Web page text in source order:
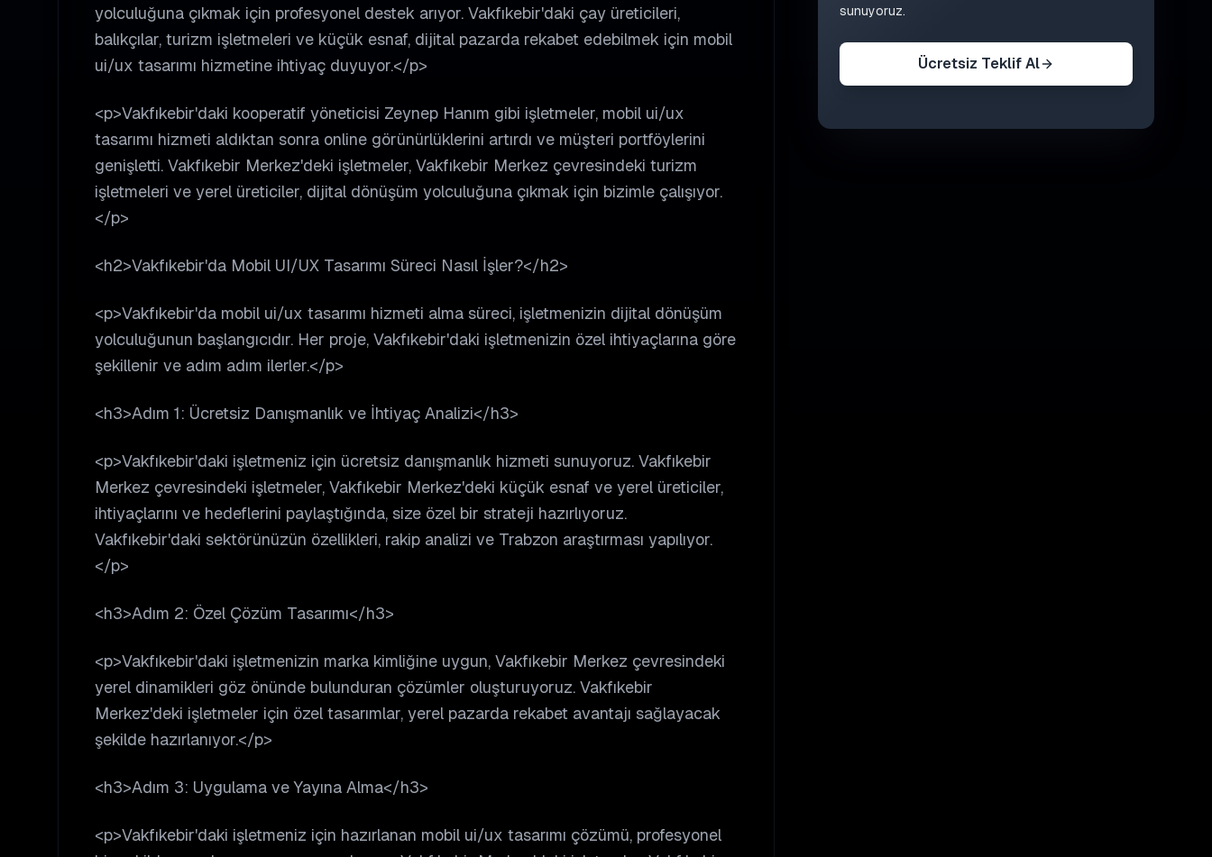
yolculuğuna çıkmak için profesyonel destek arıyor. Vakfıkebir'daki çay üreticileri,
balıkçılar, turizm işletmeleri ve küçük esnaf, dijital pazarda rekabet edebilmek için mobil
ui/ux tasarımı hizmetine ihtiyaç duyuyor.</p>
<p>Vakfıkebir'daki kooperatif yöneticisi Zeynep Hanım gibi işletmeler, mobil ui/ux
tasarımı hizmeti aldıktan sonra online görünürlüklerini artırdı ve müşteri portföylerini
genişletti. Vakfıkebir Merkez'deki işletmeler, Vakfıkebir Merkez çevresindeki turizm
işletmeleri ve yerel üreticiler, dijital dönüşüm yolculuğuna çıkmak için bizimle çalışıyor.
</p>
<h2>Vakfıkebir'da Mobil UI/UX Tasarımı Süreci Nasıl İşler?</h2>
<p>Vakfıkebir'da mobil ui/ux tasarımı hizmeti alma süreci, işletmenizin dijital dönüşüm
yolculuğunun başlangıcıdır. Her proje, Vakfıkebir'daki işletmenizin özel ihtiyaçlarına göre
şekillenir ve adım adım ilerler.</p>
<h3>Adım 1: Ücretsiz Danışmanlık ve İhtiyaç Analizi</h3>
<p>Vakfıkebir'daki işletmeniz için ücretsiz danışmanlık hizmeti sunuyoruz. Vakfıkebir
Merkez çevresindeki işletmeler, Vakfıkebir Merkez'deki küçük esnaf ve yerel üreticiler,
ihtiyaçlarını ve hedeflerini paylaştığında, size özel bir strateji hazırlıyoruz.
Vakfıkebir'daki sektörünüzün özellikleri, rakip analizi ve Trabzon araştırması yapılıyor.
</p>
<h3>Adım 2: Özel Çözüm Tasarımı</h3>
<p>Vakfıkebir'daki işletmenizin marka kimliğine uygun, Vakfıkebir Merkez çevresindeki
yerel dinamikleri göz önünde bulunduran çözümler oluşturuyoruz. Vakfıkebir
Merkez'deki işletmeler için özel tasarımlar, yerel pazarda rekabet avantajı sağlayacak
şekilde hazırlanıyor.</p>
<h3>Adım 3: Uygulama ve Yayına Alma</h3>
<p>Vakfıkebir'daki işletmeniz için hazırlanan mobil ui/ux tasarımı çözümü, profesyonel
sunuyoruz.
Ücretsiz Teklif Al